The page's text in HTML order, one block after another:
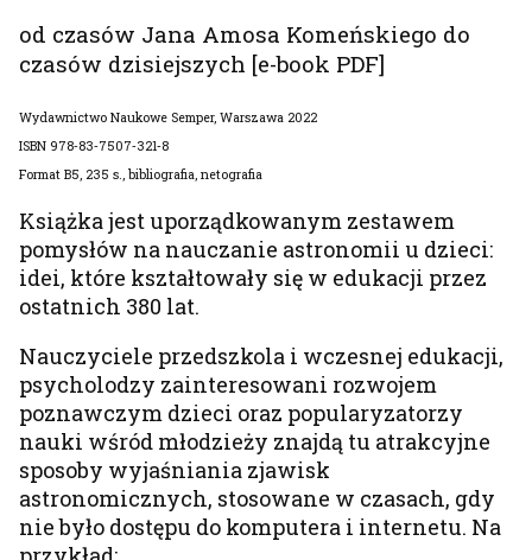
od czasów Jana Amosa Komeńskiego do
czasów dzisiejszych [e-book PDF]
Wydawnictwo Naukowe Semper, Warszawa 2022
ISBN 978‐83‐7507‐321‐8
Format B5, 235 s., bibliografia, netografia
Książka jest uporządkowanym zestawem
pomysłów na nauczanie astronomii u dzieci:
idei, które kształtowały się w edukacji przez
ostatnich 380 lat.
Nauczyciele przedszkola i wczesnej edukacji,
psycholodzy zainteresowani rozwojem
poznawczym dzieci oraz popularyzatorzy
nauki wśród młodzieży znajdą tu atrakcyjne
sposoby wyjaśniania zjawisk
astronomicznych, stosowane w czasach, gdy
nie było dostępu do komputera i internetu. Na